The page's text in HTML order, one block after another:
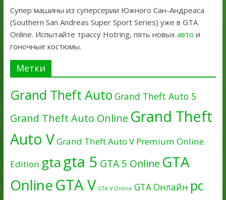
Супер машины из суперсерии Южного Сан-Андреаса
(Southern San Andreas Super Sport Series) уже в GTA
Online. Испытайте трассу Hotring, пять новых авто и
гоночные костюмы.
Метки
Grand Theft Auto Grand Theft Auto 5
Grand Theft Auto Online Grand Theft
Auto VGrand Theft Auto V Premium Online
Edition gtagta 5 GTA 5 Online GTA
OnlineGTA V GTA V Online GTA Онлайн pc